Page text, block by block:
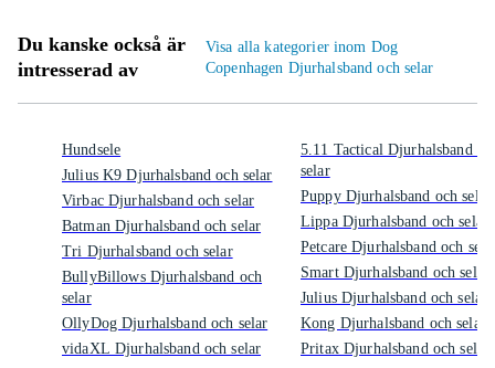
Du kanske också är
intresserad av
Visa alla kategorier inom Dog
Copenhagen Djurhalsband och selar
Hundsele
Julius K9 Djurhalsband och selar
Virbac Djurhalsband och selar
Batman Djurhalsband och selar
Tri Djurhalsband och selar
BullyBillows Djurhalsband och
selar
OllyDog Djurhalsband och selar
vidaXL Djurhalsband och selar
5.11 Tactical Djurhalsband
selar
Puppy Djurhalsband och selar
Lippa Djurhalsband och selar
Petcare Djurhalsband och
Smart Djurhalsband och selar
Julius Djurhalsband och selar
Kong Djurhalsband och selar
Pritax Djurhalsband och selar